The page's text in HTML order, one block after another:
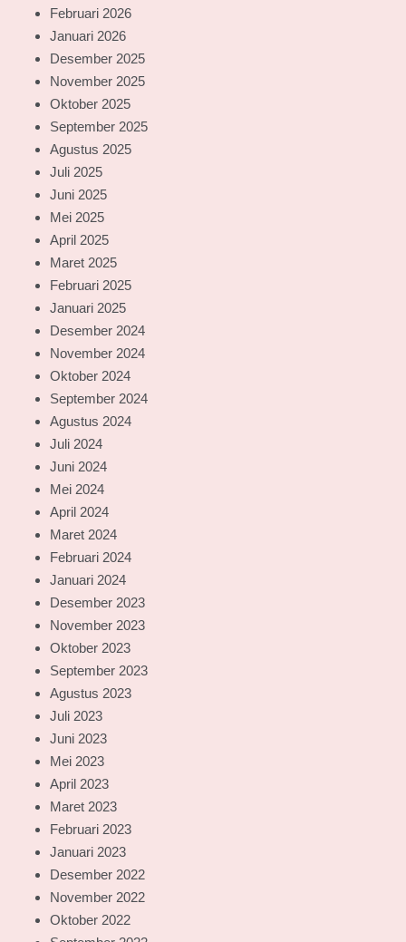
Februari 2026
Januari 2026
Desember 2025
November 2025
Oktober 2025
September 2025
Agustus 2025
Juli 2025
Juni 2025
Mei 2025
April 2025
Maret 2025
Februari 2025
Januari 2025
Desember 2024
November 2024
Oktober 2024
September 2024
Agustus 2024
Juli 2024
Juni 2024
Mei 2024
April 2024
Maret 2024
Februari 2024
Januari 2024
Desember 2023
November 2023
Oktober 2023
September 2023
Agustus 2023
Juli 2023
Juni 2023
Mei 2023
April 2023
Maret 2023
Februari 2023
Januari 2023
Desember 2022
November 2022
Oktober 2022